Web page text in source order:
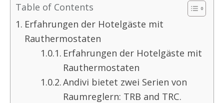
Table of Contents
Erfahrungen der Hotelgäste mit
Rauthermostaten
Erfahrungen der Hotelgäste mit
Rauthermostaten
Andivi bietet zwei Serien von
Raumreglern: TRB and TRC.